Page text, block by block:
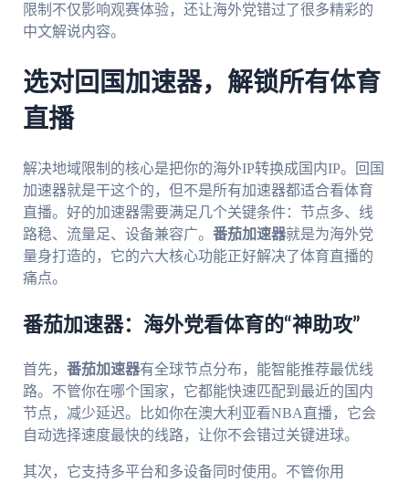
限制不仅影响观赛体验，还让海外党错过了很多精彩的
中文解说内容。
选对回国加速器，解锁所有体育
直播
解决地域限制的核心是把你的海外IP转换成国内IP。回国
加速器就是干这个的，但不是所有加速器都适合看体育
直播。好的加速器需要满足几个关键条件：节点多、线
路稳、流量足、设备兼容广。 番茄加速器就是为海外党
量身打造的，它的六大核心功能正好解决了体育直播的
痛点。
番茄加速器：海外党看体育的“神助攻”
首先， 番茄加速器有全球节点分布，能智能推荐最优线
路。不管你在哪个国家，它都能快速匹配到最近的国内
节点，减少延迟。比如你在澳大利亚看NBA直播，它会
自动选择速度最快的线路，让你不会错过关键进球。
其次，它支持多平台和多设备同时使用。不管你用